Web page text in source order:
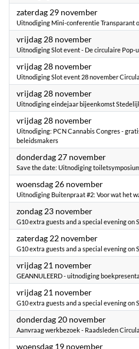
zaterdag 29 november2025
Uitnodiging Mini-conferentie Transparant
vrijdag 28 november2025
Uitnodiging Slot event - De circulaire Pop-
vrijdag 28 november2025
Uitnodiging Slot event 28 november
vrijdag 28 november2025
Uitnodiging eindejaar bijeenkomst
vrijdag 28 november2025
Uitnodiging: PCN Cannabis Congres -
beleidsmakers
donderdag 27 november2025
Save the date: Uitnodiging
woensdag 26 november2025
Uitnodiging Buitenpraat #2: Voor wat het
zondag 23 november2025
G10 extra guests and a special evening on
zaterdag 22 november2025
G10 extra guests and a special evening on
vrijdag 21 november2025
GEANNULEERD - uitnodiging
vrijdag 21 november2025
G10 extra guests and a special evening on
donderdag 20 november2025
Aanvraag werkbezoek - Raadsleden
woensdag 19 november2025